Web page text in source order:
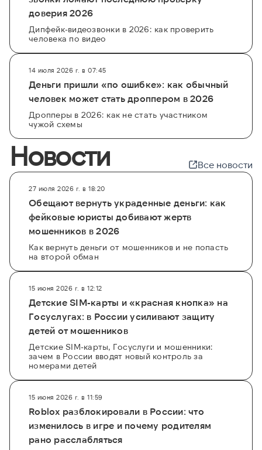
доверия 2026
Дипфейк-видеозвонки в 2026: как проверить
человека по видео
14 июля 2026 г. в 07:45
Деньги пришли «по ошибке»: как обычный
человек может стать дроппером в 2026
Дропперы в 2026: как не стать участником
чужой схемы
Новости Все новости
27 июля 2026 г. в 18:20
Обещают вернуть украденные деньги: как
фейковые юристы добивают жертв
мошенников в 2026
Как вернуть деньги от мошенников и не попасть
на второй обман
15 июня 2026 г. в 12:12
Детские SIM-карты и «красная кнопка» на
Госуслугах: в России усиливают защиту
детей от мошенников
Детские SIM-карты, Госуслуги и мошенники:
зачем в России вводят новый контроль за
номерами детей
15 июня 2026 г. в 11:59
Roblox разблокировали в России: что
изменилось в игре и почему родителям
рано расслабляться